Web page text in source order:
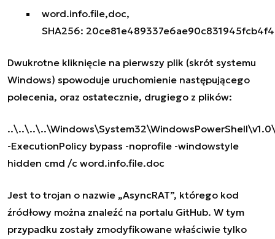
word.info.file,doc,
SHA256:
Dwukrotne kliknięcie na pierwszy plik (skrót systemu
Windows) spowoduje uruchomienie następującego
polecenia, oraz ostatecznie, drugiego z plików:
-ExecutionPolicy bypass -noprofile -windowstyle
hidden cmd /c word.info.file.doc
Jest to trojan o nazwie „AsyncRAT”, którego kod
źródłowy można znaleźć na portalu GitHub. W tym
przypadku zostały zmodyfikowane właściwie tylko